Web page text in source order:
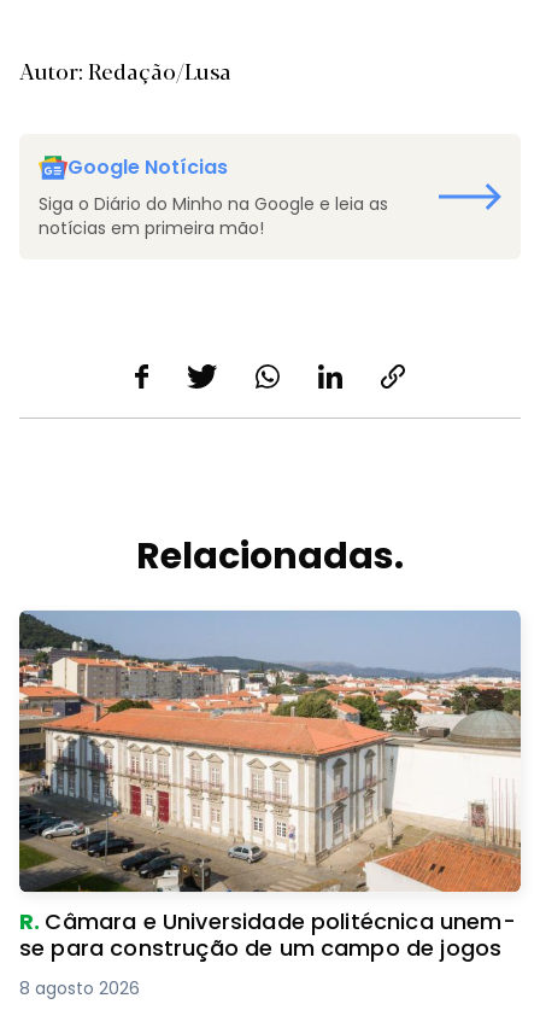
Autor: Redação/Lusa
Google Notícias
Siga o Diário do Minho na Google e leia as
notícias em primeira mão!
Relacionadas.
R. Câmara e Universidade politécnica unem-
se para construção de um campo de jogos
8 agosto 2026